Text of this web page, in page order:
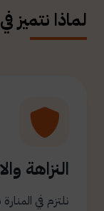
لماذا نتميز
النزاهة
نلتزم في